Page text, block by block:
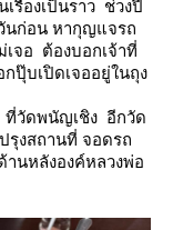
รื่องเป็นราว ช่วงปี
นก่อน หากุญแจรถ
จอ ต้องบอกเจ้าที่
ปุ๊บเปิดเจออยู่ในถุง
พนัญเชิง อีกวัด
งสถานที่ จอดรถ
านหลังองค์หลวงพ่อ